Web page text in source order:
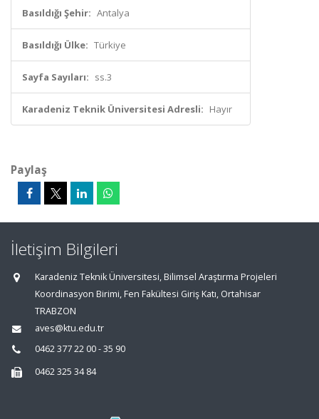
Basıldığı Şehir: Antalya
Basıldığı Ülke: Türkiye
Sayfa Sayıları: ss.3
Karadeniz Teknik Üniversitesi Adresli: Hayır
Paylaş
İletişim Bilgileri
Karadeniz Teknik Üniversitesi, Bilimsel Araştırma Projeleri
Koordinasyon Birimi, Fen Fakültesi Giriş Katı, Ortahisar
TRABZON
aves@ktu.edu.tr
0462 377 22 00 - 35 90
0462 325 34 84